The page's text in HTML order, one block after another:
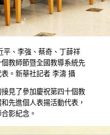
、李強、蔡奇、丁薛祥
教師節暨全國教導系統先
。新華社記者 李濤 攝
見了參加慶祝第四十個教
先進個人表揚活動代表，
影紀念。